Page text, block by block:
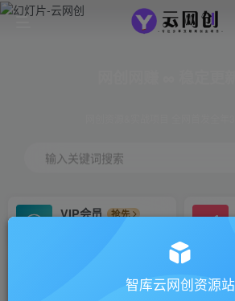
输入关键词搜索
VIP会员
抢先
会员专属推广链接智库云网创资源站